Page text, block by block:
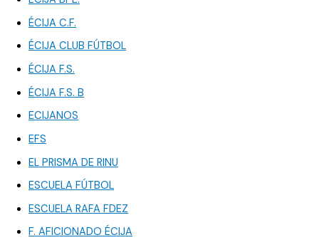
ÉCIJA C.F.
ÉCIJA CLUB FÚTBOL
ÉCIJA F.S.
ÉCIJA F.S. B
ECIJANOS
EFS
EL PRISMA DE RINU
ESCUELA FÚTBOL
ESCUELA RAFA FDEZ
F. AFICIONADO ÉCIJA